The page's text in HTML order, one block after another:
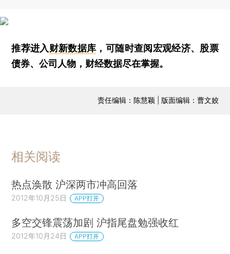
推荐进入财新数据库 ，可随时查阅宏观经济、股票
债券、公司人物，财经数据尽在掌握。
责任编辑：陈慧颖 | 版面编辑：曹文姣
相关阅读
热点涣散 沪深两市冲高回落
2012年10月25日 APP打开
多空交锋震荡加剧 沪指尾盘勉强收红
2012年10月24日 APP打开